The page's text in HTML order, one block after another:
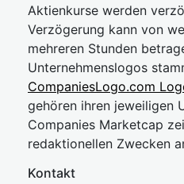
Aktienkurse werden
Verzögerung kann von
mehreren Stunden
Unternehmenslogos
CompaniesLogo.com
gehören ihren jeweiligen
Companies Marketcap
redaktionellen Zwecken
Kontakt